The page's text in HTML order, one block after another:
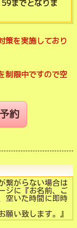
までとなりま
策を実施しており
制限中ですので空
約
繋がらない場合は
ジに『お名前、ご
空いた時間に即時
い致します。』